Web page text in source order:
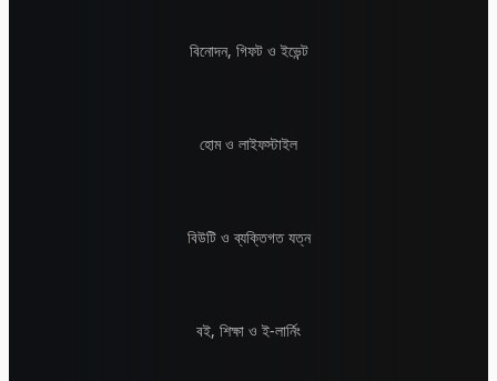
বিনোদন, গিফট ও ইভেন্ট
হোম ও লাইফস্টাইল
বিউটি ও ব্যক্তিগত যত্ন
বই, শিক্ষা ও ই-লার্নিং